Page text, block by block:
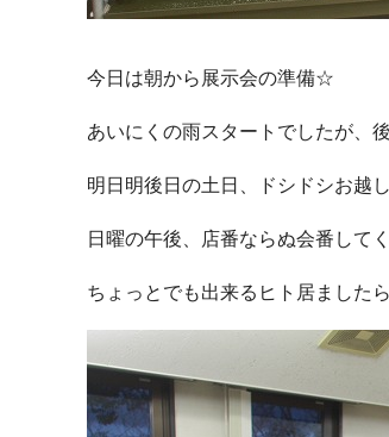
今日は朝から展示会の準備☆
あいにくの雨スタートでしたが、
明日明後日の土日、ドシドシお越
日曜の午後、店番ならぬ会番して
ちょっとでも出来るヒト居ました